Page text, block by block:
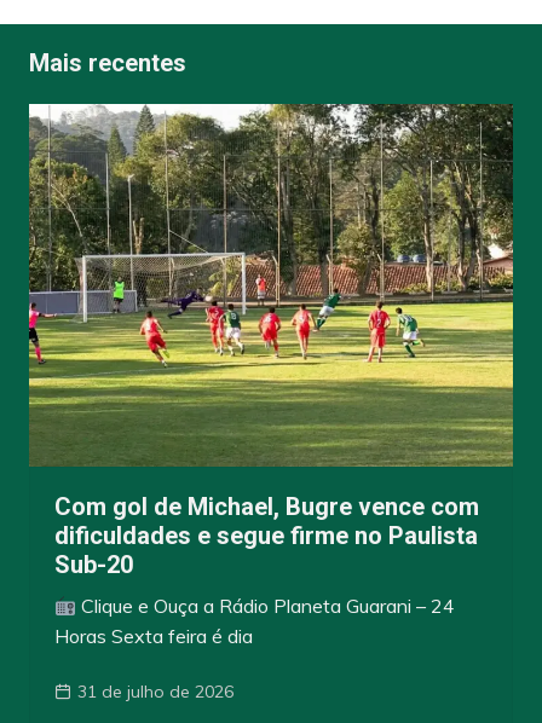
Mais recentes
Com gol de Michael, Bugre vence com
dificuldades e segue firme no Paulista
Sub-20
Clique e Ouça a Rádio Planeta Guarani – 24
Horas Sexta feira é dia
31 de julho de 2026